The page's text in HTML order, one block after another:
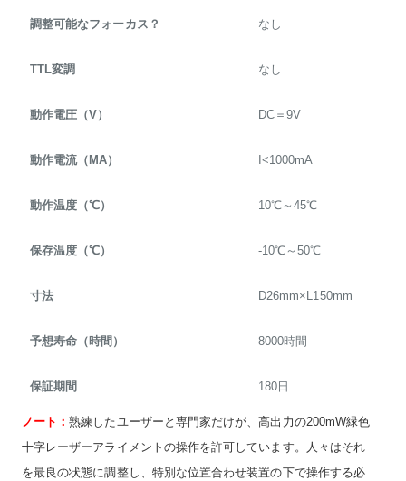
調整可能なフォーカス？ なし
TTL変調 なし
動作電圧（V） DC＝9V
動作電流（MA） I<1000mA
動作温度（℃） 10℃～45℃
保存温度（℃） -10℃～50℃
寸法 D26mm×L150mm
予想寿命（時間） 8000時間
保証期間 180日
ノート：熟練したユーザーと専門家だけが、高出力の200mW緑色
十字レーザーアライメントの操作を許可しています。人々はそれ
を最良の状態に調整し、特別な位置合わせ装置の下で操作する必